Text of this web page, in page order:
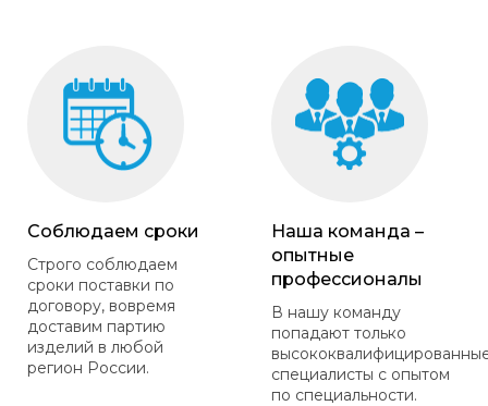
Соблюдаем сроки
Строго соблюдаем
сроки поставки по
договору, вовремя
доставим партию
изделий в любой
регион России.
Наша команда –
опытные
профессионалы
В нашу команду
попадают только
специалисты с опытом
по специальности.